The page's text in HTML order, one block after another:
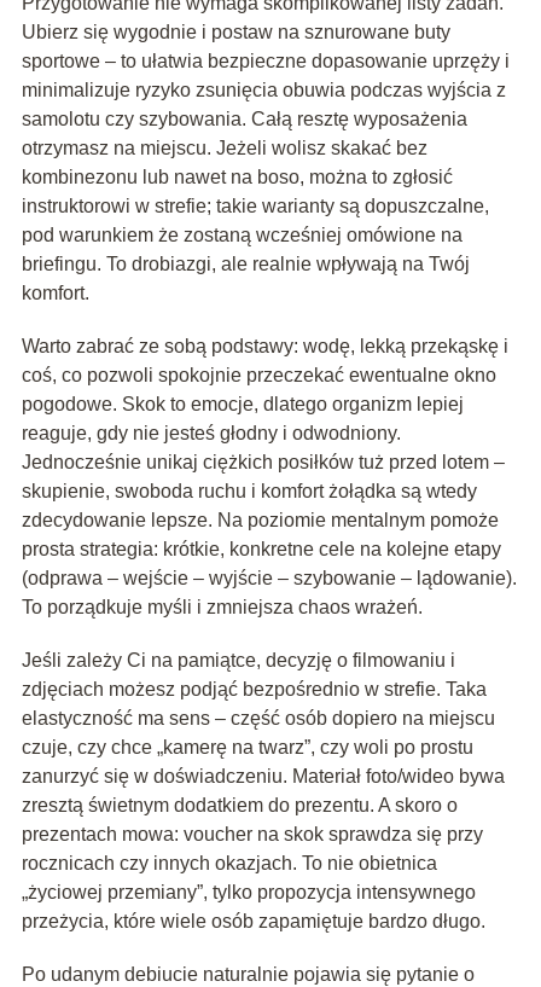
Ubierz się wygodnie i postaw na sznurowane buty
sportowe – to ułatwia bezpieczne dopasowanie uprzęży i
minimalizuje ryzyko zsunięcia obuwia podczas wyjścia z
samolotu czy szybowania. Całą resztę wyposażenia
otrzymasz na miejscu. Jeżeli wolisz skakać bez
kombinezonu lub nawet na boso, można to zgłosić
instruktorowi w strefie; takie warianty są dopuszczalne,
pod warunkiem że zostaną wcześniej omówione na
briefingu. To drobiazgi, ale realnie wpływają na Twój
komfort.
Warto zabrać ze sobą podstawy: wodę, lekką przekąskę i
coś, co pozwoli spokojnie przeczekać ewentualne okno
pogodowe. Skok to emocje, dlatego organizm lepiej
reaguje, gdy nie jesteś głodny i odwodniony.
Jednocześnie unikaj ciężkich posiłków tuż przed lotem –
skupienie, swoboda ruchu i komfort żołądka są wtedy
zdecydowanie lepsze. Na poziomie mentalnym pomoże
prosta strategia: krótkie, konkretne cele na kolejne etapy
(odprawa – wejście – wyjście – szybowanie – lądowanie).
To porządkuje myśli i zmniejsza chaos wrażeń.
Jeśli zależy Ci na pamiątce, decyzję o filmowaniu i
zdjęciach możesz podjąć bezpośrednio w strefie. Taka
elastyczność ma sens – część osób dopiero na miejscu
czuje, czy chce „kamerę na twarz”, czy woli po prostu
zanurzyć się w doświadczeniu. Materiał foto/wideo bywa
zresztą świetnym dodatkiem do prezentu. A skoro o
prezentach mowa: voucher na skok sprawdza się przy
rocznicach czy innych okazjach. To nie obietnica
„życiowej przemiany”, tylko propozycja intensywnego
przeżycia, które wiele osób zapamiętuje bardzo długo.
Po udanym debiucie naturalnie pojawia się pytanie o